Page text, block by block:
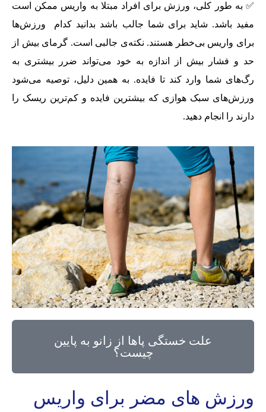
✅ به طور کلی، ورزش برای افراد مبتلا به وا‌‌ریس ممکن است
مفید باشد. شاید برای شما جالب باشد بدانید کدام ورزش‌‌ها
برای وا‌‌ریس بی‌‌خطر هستند. نکته‌‌ی جالبی است. گرمای بیش از
حد و فشار بیش از اندازه به خود می‌‌تواند ضرر بیشتری به
رگ‌‌های شما وارد کند تا فایده. به همین دلیل، توصیه می‌‌شود
ورزش‌‌های سبک هوازی که بیشترین فایده و کم‌‌ترین ریسک را
دارند را انجام دهید.
علت خستگی پاها از زانو به پایین
چیست؟
ورزش ‌‌های مضر برای وا‌‌ریس